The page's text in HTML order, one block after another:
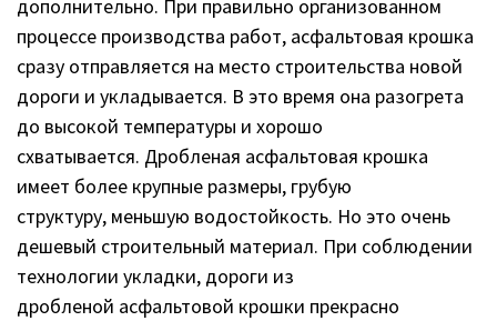
дополнительно. При правильно организованном
процессе производства работ, асфальтовая крошка
сразу отправляется на место строительства новой
дороги и укладывается. В это время она разогрета
до высокой температуры и хорошо
схватывается. Дробленая асфальтовая крошка
имеет более крупные размеры, грубую
структуру, меньшую водостойкость. Но это очень
дешевый строительный материал. При соблюдении
технологии укладки, дороги из
дробленой асфальтовой крошки прекрасно